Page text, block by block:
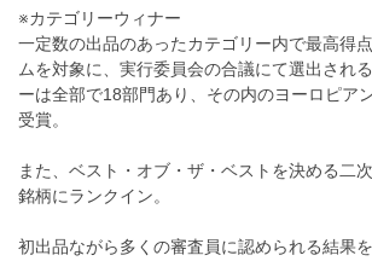
※カテゴリーウィナー
一定数の出品のあったカテゴリー内で最高得
ムを対象に、実行委員会の合議にて選出され
ーは全部で18部門あり、その内のヨーロピア
受賞。
また、ベスト・オブ・ザ・ベストを決める二
銘柄にランクイン。
初出品ながら多くの審査員に認められる結果